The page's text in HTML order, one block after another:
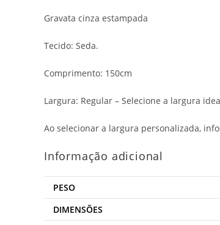
Gravata cinza estampada
Tecido: Seda.
Comprimento: 150cm
Largura: Regular – Selecione a largura
Ao selecionar a largura personalizada,
Informação adicional
PESO
DIMENSÕES